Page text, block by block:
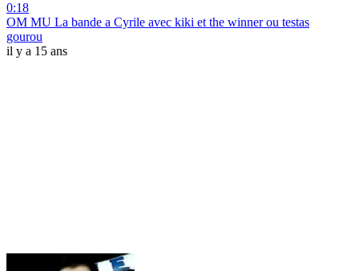
0:18
OM MU La bande a Cyrile avec kiki et the winner ou testas
gourou
il y a 15 ans